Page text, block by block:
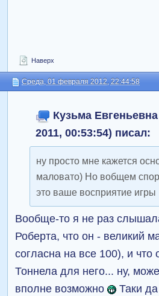
Наверх
Среда, 01 февраля 2012, 22:44:58
Кузьма
2011, 00:53:54) писал:
ну просто мне кажется
маловато) Но вобщем
это ваше восприятие
Вообще-то я не раз
Роберта, что он - великий
согласна на все 100), и что
Тоннела для него... ну,
вполне возможно
Таки